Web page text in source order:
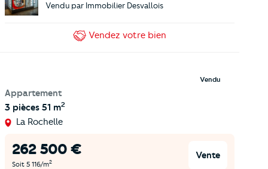
Vendu par Immobilier Desvallois
Vendez votre bien
Appartement
3 pièces 51 m2
Vendu
La Rochelle
262 500 €
Soit 5 116/m2
Vente